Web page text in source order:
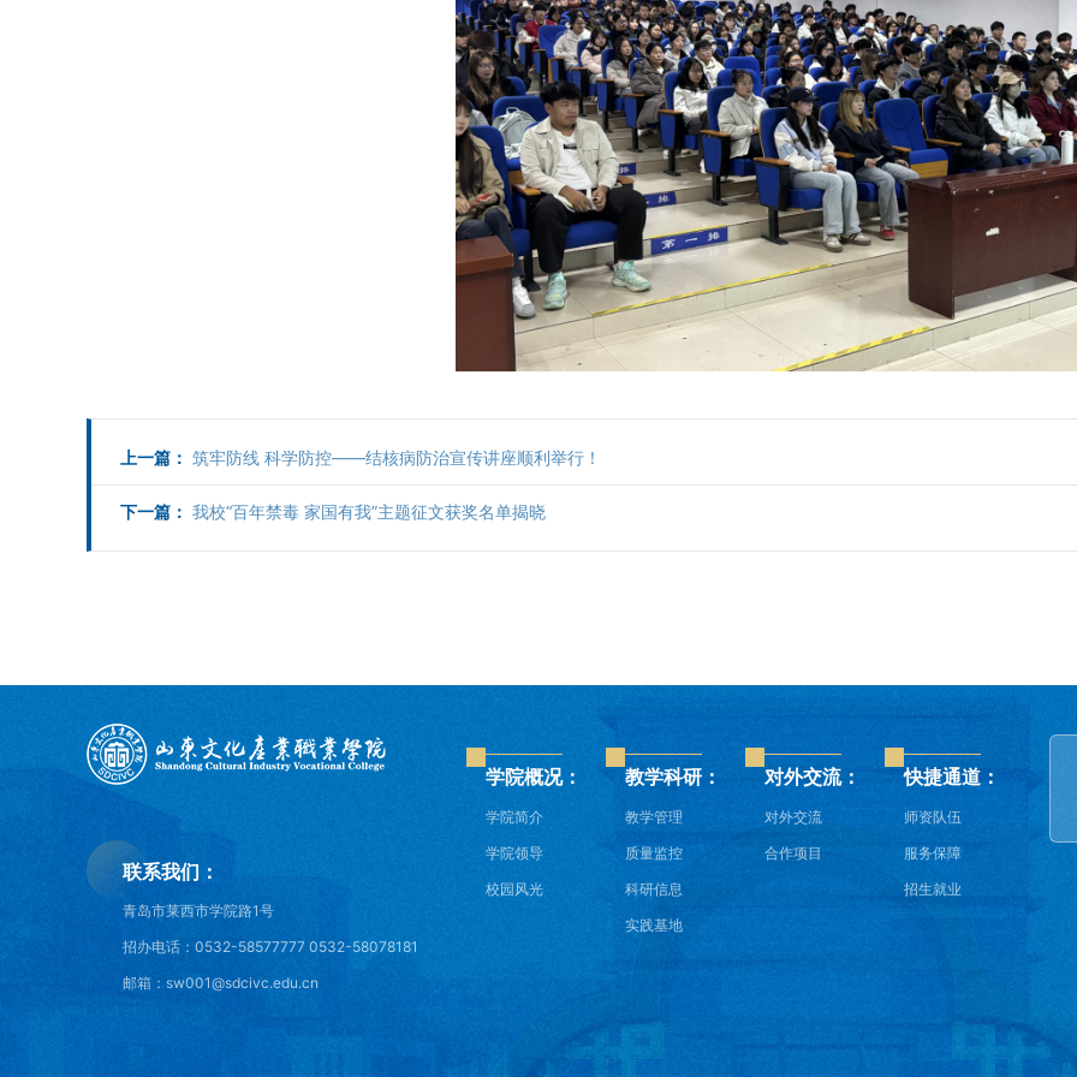
上一篇： 筑牢防线 科学防控——结核病防治宣传讲座顺利举行！
下一篇： 我校“百年禁毒 家国有我”主题征文获奖名单揭晓
联系我们：
青岛市莱西市学院路1号
招办电话：0532-58577777 0532-58078181
邮箱：sw001@sdcivc.edu.cn
学院概况：
学院简介
学院领导
校园风光
教学科研：
教学管理
质量监控
科研信息
实践基地
对外交流：
对外交流
合作项目
快捷通道：
师资队伍
服务保障
招生就业